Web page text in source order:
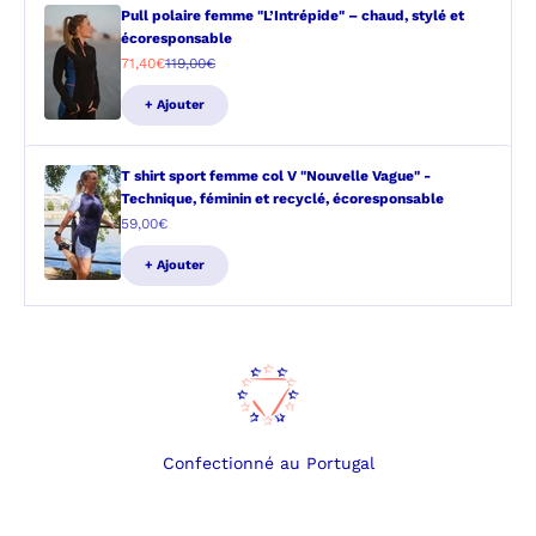
Pull polaire femme "L’Intrépide" – chaud, stylé et
écoresponsable
Prix de vente
71,40€Prix normal
119,00€
+ Ajouter
T shirt sport femme col V "Nouvelle Vague" -
Technique, féminin et recyclé, écoresponsable
Prix de vente
59,00€
+ Ajouter
Confectionné au Portugal